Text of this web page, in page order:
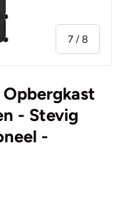
7 /van
8
- Stevig
-